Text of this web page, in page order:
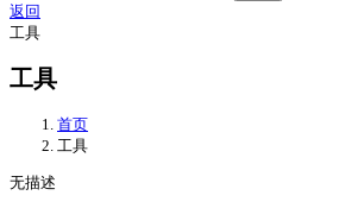
返回
工具
工具
首页
工具
无描述